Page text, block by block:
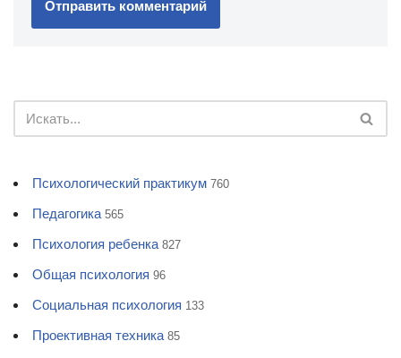
Психологический практикум 760
Педагогика 565
Психология ребенка 827
Общая психология 96
Социальная психология 133
Проективная техника 85